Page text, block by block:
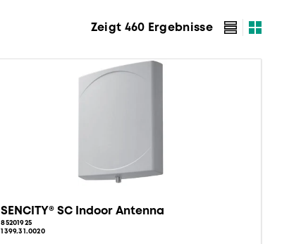
Zeigt 460 Ergebnisse
SENCITY® SC Indoor Antenna
85201925
1399.31.0020